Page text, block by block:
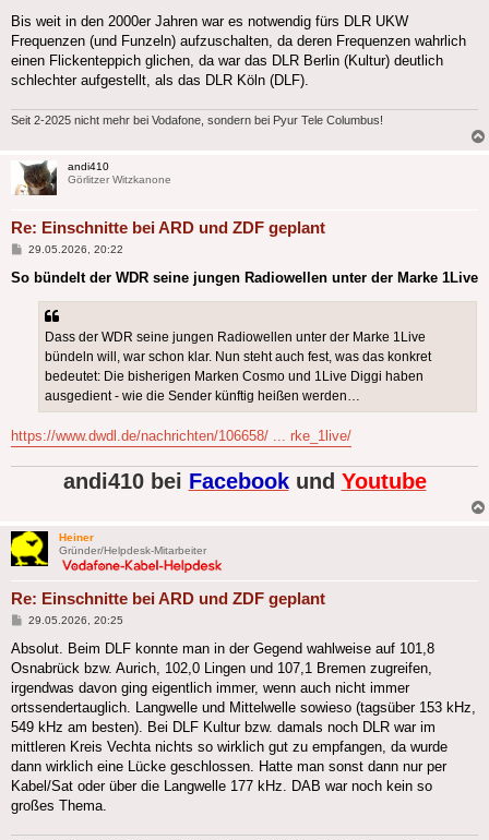
Bis weit in den 2000er Jahren war es notwendig fürs DLR UKW
Frequenzen (und Funzeln) aufzuschalten, da deren Frequenzen wahrlich
einen Flickenteppich glichen, da war das DLR Berlin (Kultur) deutlich
schlechter aufgestellt, als das DLR Köln (DLF).
Seit 2-2025 nicht mehr bei Vodafone, sondern bei Pyur Tele Columbus!
andi410
Görlitzer Witzkanone
Re: Einschnitte bei ARD und ZDF geplant
Beitrag
29.05.2026, 20:22
So bündelt der WDR seine jungen Radiowellen unter der Marke 1Live
Dass der WDR seine jungen Radiowellen unter der Marke 1Live
bündeln will, war schon klar. Nun steht auch fest, was das konkret
bedeutet: Die bisherigen Marken Cosmo und 1Live Diggi haben
ausgedient - wie die Sender künftig heißen werden…
https://www.dwdl.de/nachrichten/106658/ ... rke_1live/
andi410 bei Facebookund Youtube
Heiner
Gründer/Helpdesk-Mitarbeiter
Re: Einschnitte bei ARD und ZDF geplant
Beitrag
29.05.2026, 20:25
Absolut. Beim DLF konnte man in der Gegend wahlweise auf 101,8
Osnabrück bzw. Aurich, 102,0 Lingen und 107,1 Bremen zugreifen,
irgendwas davon ging eigentlich immer, wenn auch nicht immer
ortssendertauglich. Langwelle und Mittelwelle sowieso (tagsüber 153 kHz,
549 kHz am besten). Bei DLF Kultur bzw. damals noch DLR war im
mittleren Kreis Vechta nichts so wirklich gut zu empfangen, da wurde
dann wirklich eine Lücke geschlossen. Hatte man sonst dann nur per
Kabel/Sat oder über die Langwelle 177 kHz. DAB war noch kein so
großes Thema.